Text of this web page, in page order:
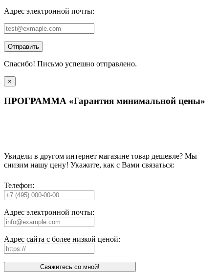
Адрес электронной почты:
Отправить
Спасибо! Письмо успешно отправлено.
×
ПРОГРАММА «Гарантия минимальной цены»
Увидели в другом интернет магазине товар дешевле? Мы
снизим нашу цену! Укажите, как с Вами связаться:
Телефон:
Адрес электронной почты:
Адрес сайта с более низкой ценой:
Свяжитесь со мной!